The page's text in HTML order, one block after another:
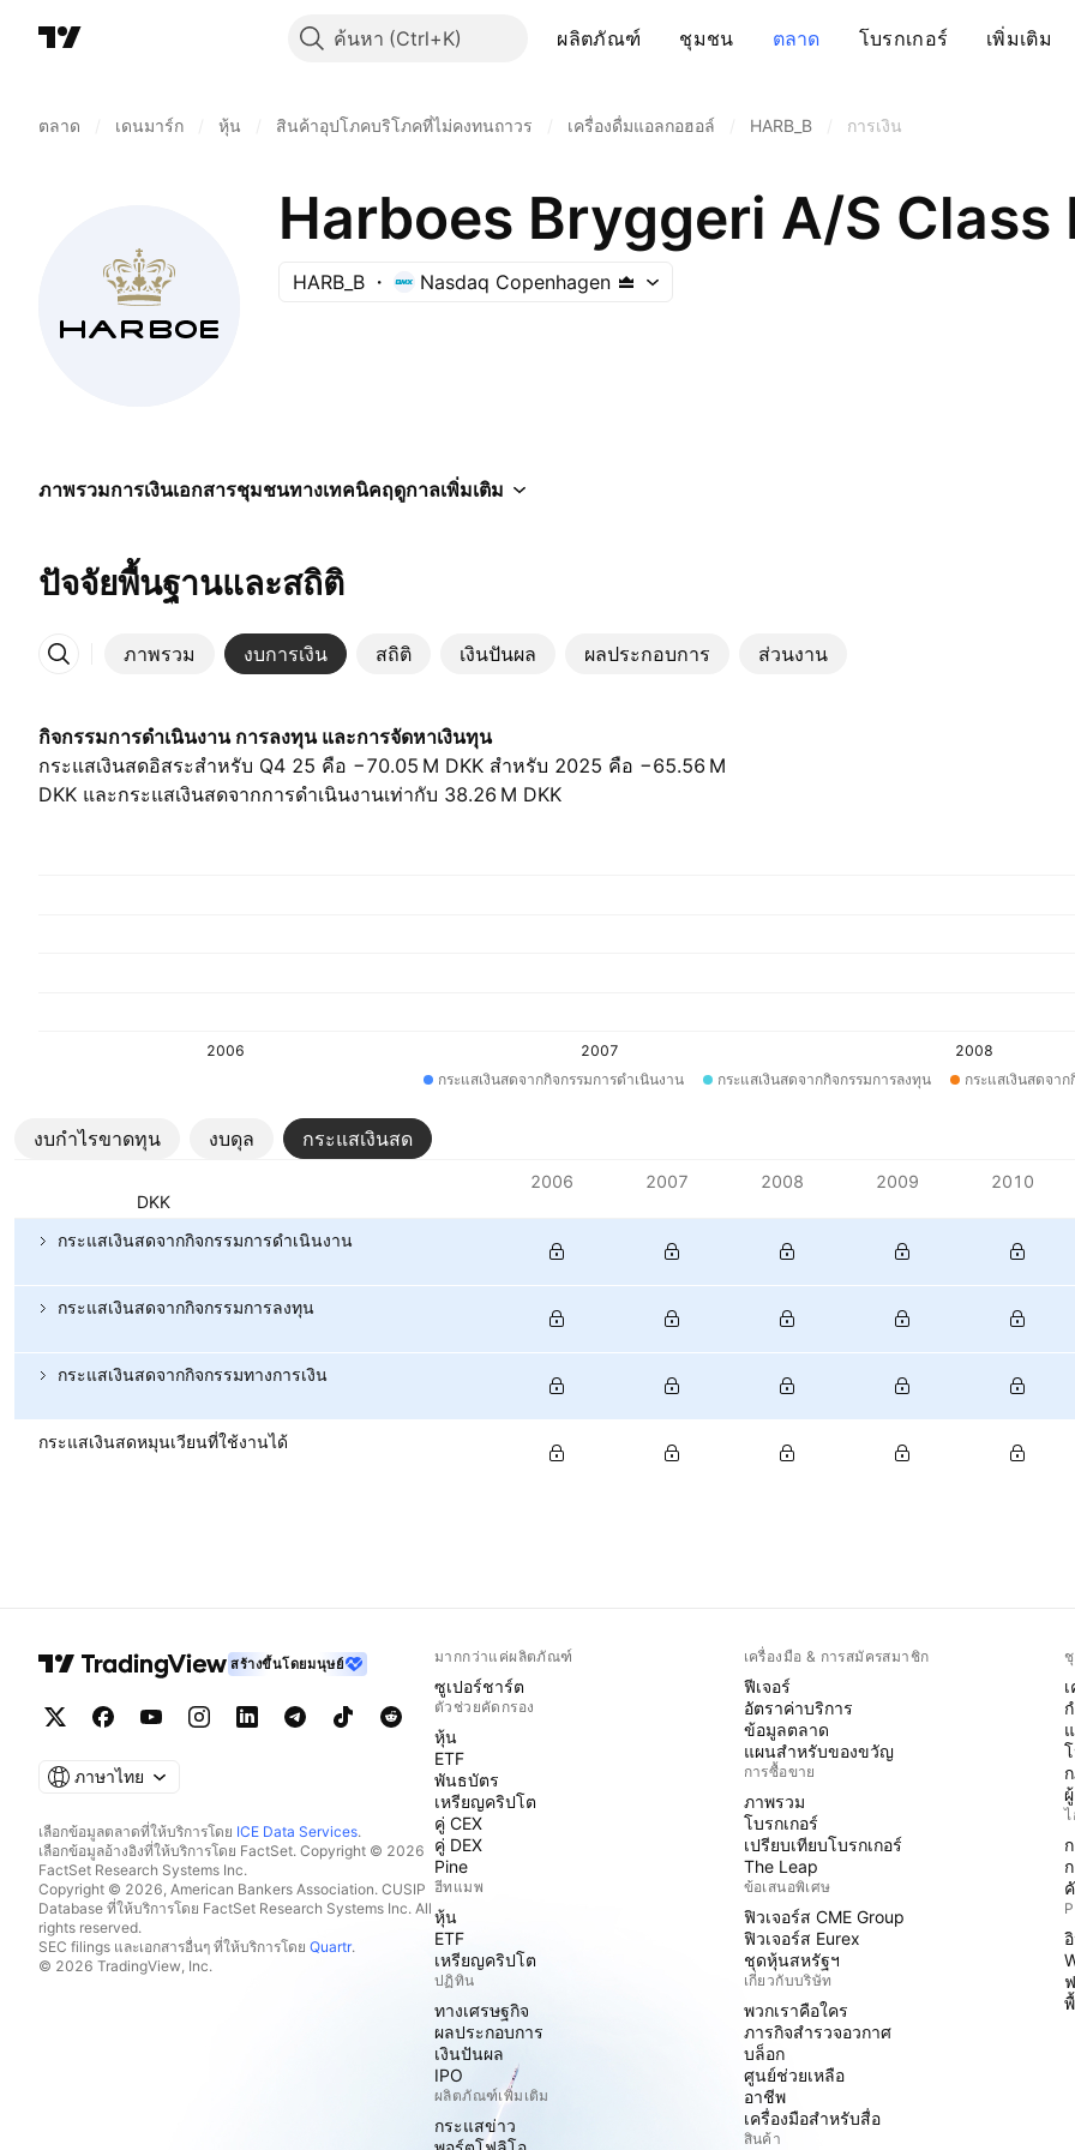
ค้นหา ผลิตภัณฑ์ ชุมชน ตลาด โบรกเกอร์ เพิ่มเติม
ตลาด เดนมาร์ก หุ้น สินค้าอุปโภคบริโภคที่ไม่คงทนถาวร เครื่องดื่มแอลกอฮอล์ HARB_B การเงิน
Harboes Bryggeri A/S Class
HARB_B Nasdaq Copenhagen
ภาพรวมการเงินเอกสารชุมชนทางเทคนิคฤดูกาลเพิ่มเติม
ปัจจัยพื้นฐานและสถิติ
ภาพรวม งบการเงิน สถิติ เงินปันผล ผลประกอบการ ส่วนงาน
เพิ่มเติม
กิจกรรมการดำเนินงาน การลงทุน และการจัดหาเงินทุน
กระแสเงินสดอิสระสำหรับ Q4 25 คือ ‪−70.05 M‬ DKK สำหรับ 2025 คือ ‪−65.56 M‬
DKK และกระแสเงินสดจากการดำเนินงานเท่ากับ ‪38.26 M‬ DKK
2006 2007
2008
กระแสเงินสดจากกิจกรรมการดำเนินงาน
กระแสเงินสดจากกิจกรรมการลงทุน กระแสเงินสดจาก
งบกำไรขาดทุน งบดุล กระแสเงินสด
สกุลเงิน: DKK
2006 2007 2008 2009 2010
กระแสเงินสดจากกิจกรรมการดำเนินงาน
กระแสเงินสดจากกิจกรรมการลงทุน
กระแสเงินสดจากกิจกรรมทางการเงิน
กระแสเงินสดหมุนเวียนที่ใช้งานได้
สร้างขึ้นโดยมนุษย์
ภาษาไทย
เลือกข้อมูลตลาดที่ให้บริการโดย ICE Data Services.
เลือกข้อมูลอ้างอิงที่ให้บริการโดย FactSet. Copyright © 2026
FactSet Research Systems Inc.
Copyright © 2026, American Bankers Association. CUSIP
Database ที่ให้บริการโดย FactSet Research Systems Inc. All
rights reserved.
SEC filings และเอกสารอื่นๆ ที่ให้บริการโดย Quartr.
© 2026 TradingView, Inc.
มากกว่าแค่ผลิตภัณฑ์
ซูเปอร์ชาร์ต
ตัวช่วยคัดกรอง
หุ้น
ETF
พันธบัตร
เหรียญคริปโต
คู่ CEX
คู่ DEX
Pine
ฮีทแมพ
หุ้น
ETF
เหรียญคริปโต
ปฏิทิน
ทางเศรษฐกิจ
ผลประกอบการ
เงินปันผล
IPO
ผลิตภัณฑ์เพิ่มเติม
กระแสข่าว
เครื่องมือ & การสมัครสมาชิก
ฟีเจอร์
อัตราค่าบริการ
ข้อมูลตลาด
แผนสำหรับของขวัญ
การซื้อขาย
ภาพรวม
โบรกเกอร์
เปรียบเทียบโบรกเกอร์
The Leap
ข้อเสนอพิเศษ
ฟิวเจอร์ส CME Group
ฟิวเจอร์ส Eurex
ชุดหุ้นสหรัฐฯ
เกี่ยวกับบริษัท
พวกเราคือใคร
ภารกิจสำรวจอวกาศ
บล็อก
ศูนย์ช่วยเหลือ
อาชีพ
เครื่องมือสำหรับสื่อ
สินค้า